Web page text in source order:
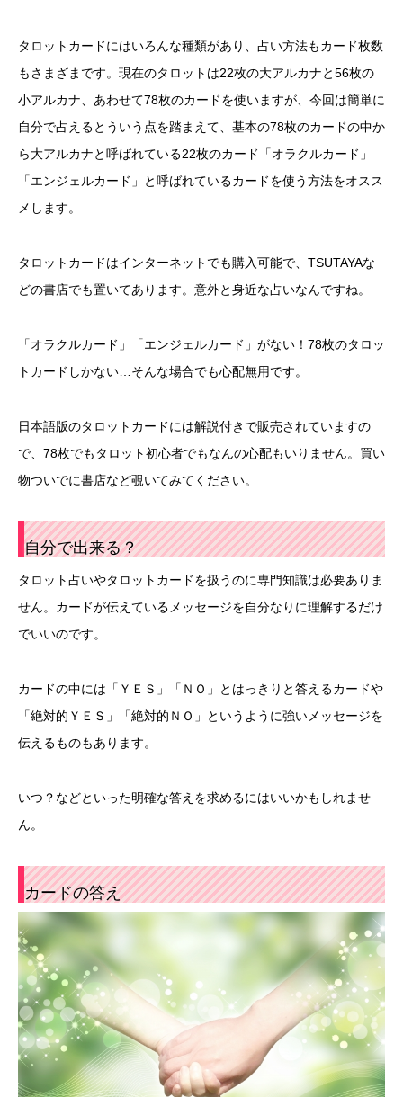
タロットカードにはいろんな種類があり、占い方法もカード枚数
もさまざまです。現在のタロットは22枚の大アルカナと56枚の
小アルカナ、あわせて78枚のカードを使いますが、今回は簡単に
自分で占えるとういう点を踏まえて、基本の78枚のカードの中か
ら大アルカナと呼ばれている22枚のカード「オラクルカード」
「エンジェルカード」と呼ばれているカードを使う方法をオスス
メします。
タロットカードはインターネットでも購入可能で、TSUTAYAな
どの書店でも置いてあります。意外と身近な占いなんですね。
「オラクルカード」「エンジェルカード」がない！78枚のタロッ
トカードしかない…そんな場合でも心配無用です。
日本語版のタロットカードには解説付きで販売されていますの
で、78枚でもタロット初心者でもなんの心配もいりません。買い
物ついでに書店など覗いてみてください。
自分で出来る？
タロット占いやタロットカードを扱うのに専門知識は必要ありま
せん。カードが伝えているメッセージを自分なりに理解するだけ
でいいのです。
カードの中には「ＹＥＳ」「ＮＯ」とはっきりと答えるカードや
「絶対的ＹＥＳ」「絶対的ＮＯ」というように強いメッセージを
伝えるものもあります。
いつ？などといった明確な答えを求めるにはいいかもしれませ
ん。
カードの答え